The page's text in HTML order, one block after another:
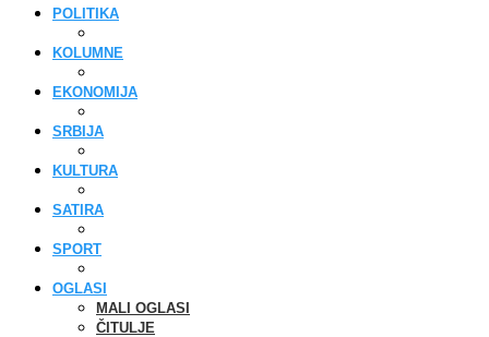
POLITIKA
KOLUMNE
EKONOMIJA
SRBIJA
KULTURA
SATIRA
SPORT
OGLASI
MALI OGLASI
ČITULJE